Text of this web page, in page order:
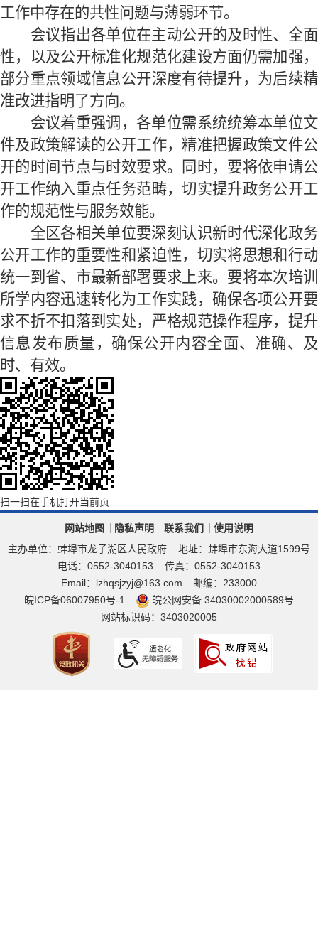
工作中存在的共性问题与薄弱环节。
会议指出各单位在主动公开的及时性、全面
性，以及公开标准化规范化建设方面仍需加强，
部分重点领域信息公开深度有待提升，为后续精
准改进指明了方向。
会议着重强调，各单位需系统统筹本单位文
件及政策解读的公开工作，精准把握政策文件公
开的时间节点与时效要求。同时，要将依申请公
开工作纳入重点任务范畴，切实提升政务公开工
作的规范性与服务效能。
全区各相关单位要深刻认识新时代深化政务
公开工作的重要性和紧迫性，切实将思想和行动
统一到省、市最新部署要求上来。要将本次培训
所学内容迅速转化为工作实践，确保各项公开要
求不折不扣落到实处，严格规范操作程序，提升
信息发布质量，确保公开内容全面、准确、及
时、有效。
扫一扫在手机打开当前页
网站地图 隐私声明 联系我们
使用说明
主办单位：蚌埠市龙子湖区人民政府
地址：蚌埠市东海大道1599号
电话：0552-3040153
传真：0552-3040153
Email：lzhqsjzyj@163.com
邮编：233000
皖ICP备06007950号-1
皖公网安备 34030002000589号
网站标识码：3403020005